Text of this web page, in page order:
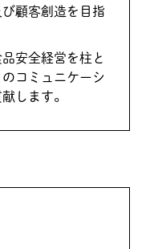
顧客創造を目指
安全経営を柱と
コミュニケーシ
します。